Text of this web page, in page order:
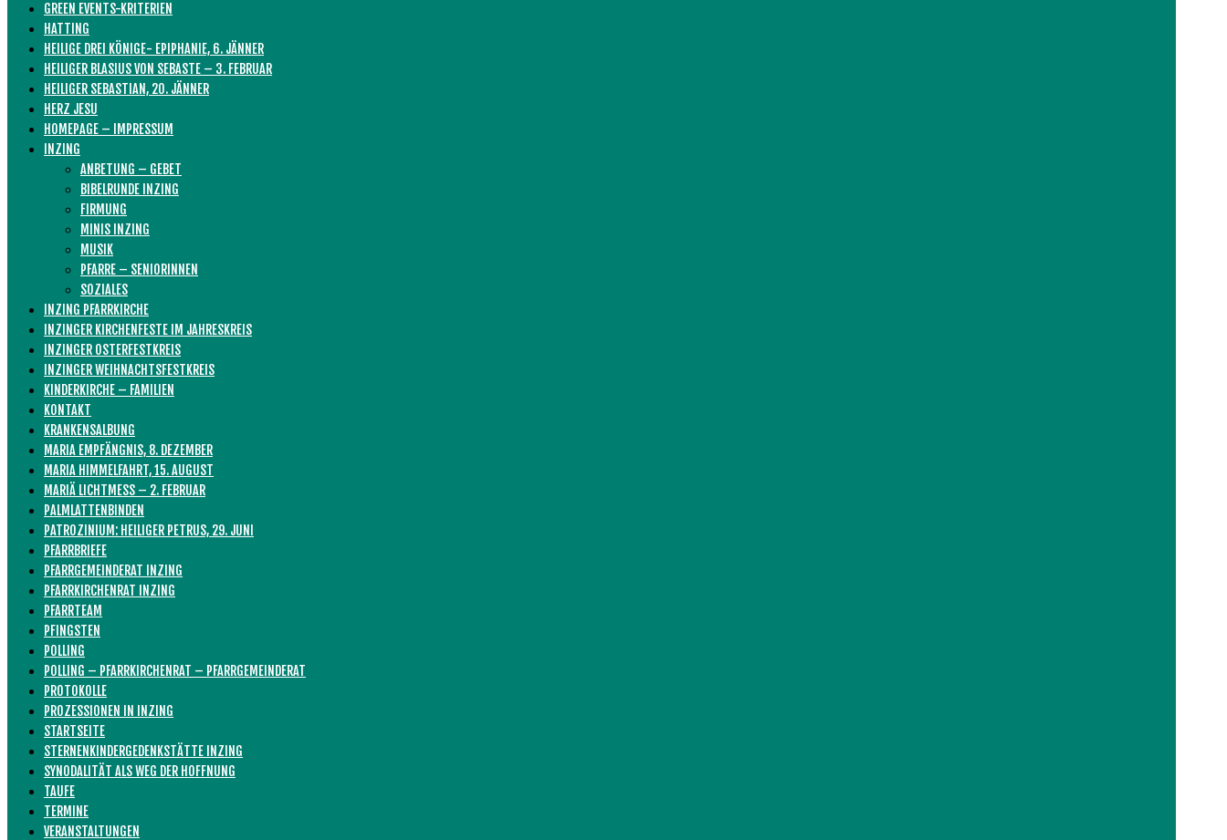
GREEN EVENTS-KRITERIEN
HATTING
HEILIGE DREI KÖNIGE- EPIPHANIE, 6. JÄNNER
HEILIGER BLASIUS VON SEBASTE – 3. FEBRUAR
HEILIGER SEBASTIAN, 20. JÄNNER
HERZ JESU
HOMEPAGE – IMPRESSUM
INZING
ANBETUNG – GEBET
BIBELRUNDE INZING
FIRMUNG
MINIS INZING
MUSIK
PFARRE – SENIORINNEN
SOZIALES
INZING PFARRKIRCHE
INZINGER KIRCHENFESTE IM JAHRESKREIS
INZINGER OSTERFESTKREIS
INZINGER WEIHNACHTSFESTKREIS
KINDERKIRCHE – FAMILIEN
KONTAKT
KRANKENSALBUNG
MARIA EMPFÄNGNIS, 8. DEZEMBER
MARIA HIMMELFAHRT, 15. AUGUST
MARIÄ LICHTMESS – 2. FEBRUAR
PALMLATTENBINDEN
PATROZINIUM: HEILIGER PETRUS, 29. JUNI
PFARRBRIEFE
PFARRGEMEINDERAT INZING
PFARRKIRCHENRAT INZING
PFARRTEAM
PFINGSTEN
POLLING
POLLING – PFARRKIRCHENRAT – PFARRGEMEINDERAT
PROTOKOLLE
PROZESSIONEN IN INZING
STARTSEITE
STERNENKINDERGEDENKSTÄTTE INZING
SYNODALITÄT ALS WEG DER HOFFNUNG
TAUFE
TERMINE
VERANSTALTUNGEN